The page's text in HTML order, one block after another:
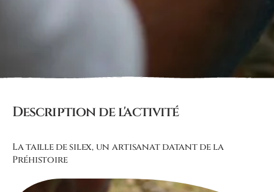
Description de l'activité
La taille de silex, un artisanat datant de la
Préhistoire